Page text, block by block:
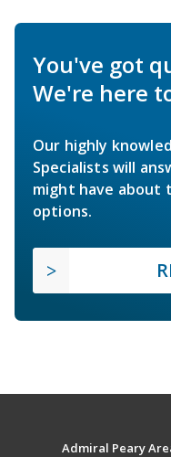
You've got
We're here
Our highly
Specialists will
might have about
options.
Admiral Peary